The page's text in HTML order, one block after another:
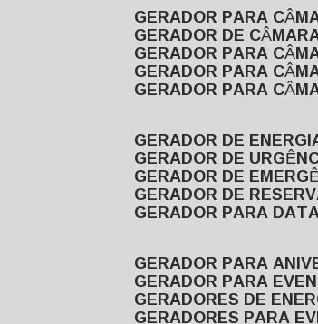
GERADOR PARA
GERADOR DE
GERADOR PARA
GERADOR PARA
GERADOR PARA
GERADOR DE
GERADOR DE
GERADOR DE
GERADOR DE
GERADOR PARA
GERADOR PARA
GERADOR PARA
GERADORES DE
GERADORES PARA